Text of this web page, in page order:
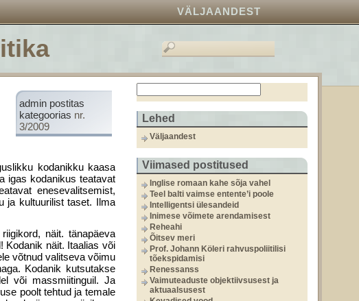
VÄLJAANDEST
Lehed
Väljaandest
Viimased postitused
Inglise romaan kahe sõja vahel
Teel balti vaimse entente’i poole
Intelligentsi ülesandeid
Inimese võimete arendamisest
Reheahi
Õitsev meri
Prof. Johann Köleri rahvuspoliitilisi
tõekspidamisi
Renessanss
Vaimuteaduste objektiivsusest ja
aktuaalsusest
admin postitas
kategoorias nr.
3/2009
kodanikku kaasa
igas kodanikus teatavat
enesevalitsemist,
ja kul­tuurilist taset. Ilma
näit. tänapäeva
Kodanik näit. Itaalias või
võtnud valitseva võimu
Kodanik kutsutakse
või massmiitinguil. Ja
poolt tehtud ja temale